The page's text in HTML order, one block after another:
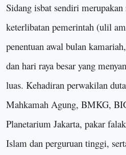
Sidang isbat sendiri merupakan
keterlibatan pemerintah (ulil
penentuan awal bulan
dan hari raya besar yang
luas. Kehadiran perwakilan
Mahkamah Agung, BMKG,
Planetarium Jakarta, pakar
Islam dan perguruan tinggi,